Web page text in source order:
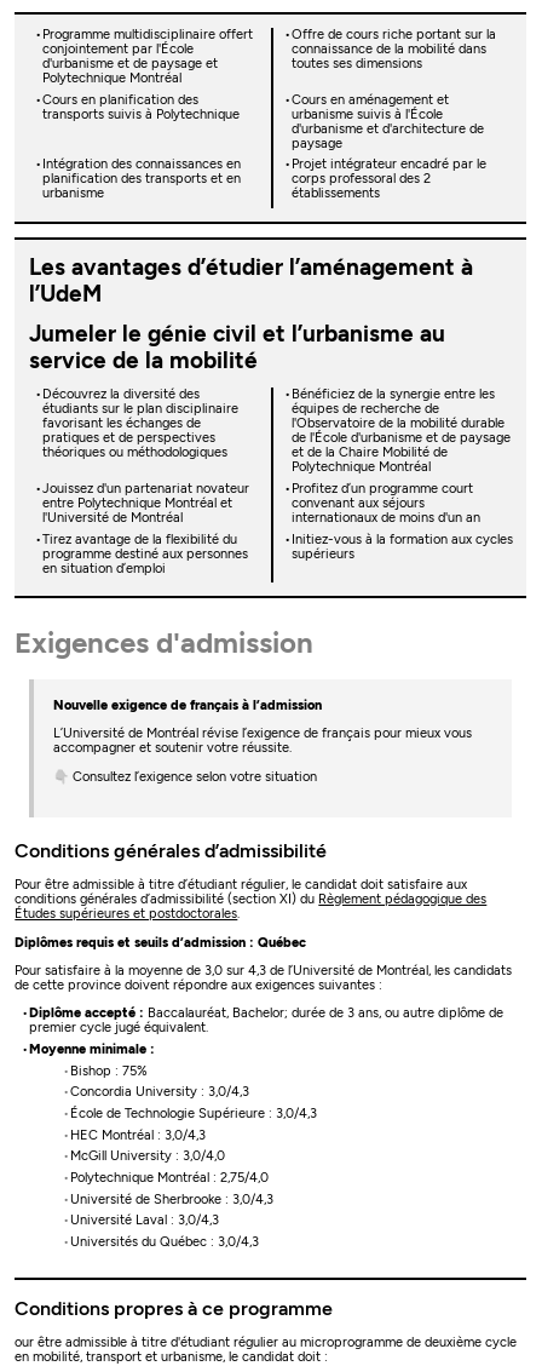
Programme multidisciplinaire offert
conjointement par l'École
d'urbanisme et de paysage et
Polytechnique Montréal
Offre de cours riche portant sur la
connaissance de la mobilité dans
toutes ses dimensions
Cours en planification des
transports suivis à Polytechnique
Cours en aménagement et
urbanisme suivis à l'École
d'urbanisme et d'architecture de
paysage
Intégration des connaissances en
planification des transports et en
urbanisme
Projet intégrateur encadré par le
corps professoral des 2
établissements
Les avantages d’étudier l’aménagement à
l’UdeM
Jumeler le génie civil et l’urbanisme au
service de la mobilité
Découvrez la diversité des
étudiants sur le plan disciplinaire
favorisant les échanges de
pratiques et de perspectives
théoriques ou méthodologiques
Bénéficiez de la synergie entre les
équipes de recherche de
l'Observatoire de la mobilité durable
de l'École d'urbanisme et de paysage
et de la Chaire Mobilité de
Polytechnique Montréal
Jouissez d'un partenariat novateur
entre Polytechnique Montréal et
l'Université de Montréal
Profitez d’un programme court
convenant aux séjours
internationaux de moins d'un an
Tirez avantage de la flexibilité du
programme destiné aux personnes
en situation d’emploi
Initiez-vous à la formation aux cycles
supérieurs
Exigences d'admission
Nouvelle exigence de français à l’admission
L’Université de Montréal révise l’exigence de français pour mieux vous
accompagner et soutenir votre réussite.
👇 Consultez l’exigence selon votre situation
Conditions générales d’admissibilité
Pour être admissible à titre d’étudiant régulier, le candidat doit satisfaire aux
conditions générales d’admissibilité (section XI) du Règlement pédagogique des
Études supérieures et postdoctorales.
Diplômes requis et seuils d’admission : Québec
Pour satisfaire à la moyenne de 3,0 sur 4,3 de l’Université de Montréal, les candidats
de cette province doivent répondre aux exigences suivantes :
Diplôme accepté : Baccalauréat, Bachelor; durée de 3 ans, ou autre diplôme de
premier cycle jugé équivalent.
Moyenne minimale :
Bishop : 75%
Concordia University : 3,0/4,3
École de Technologie Supérieure : 3,0/4,3
HEC Montréal : 3,0/4,3
McGill University : 3,0/4,0
Polytechnique Montréal : 2,75/4,0
Université de Sherbrooke : 3,0/4,3
Université Laval : 3,0/4,3
Universités du Québec : 3,0/4,3
Conditions propres à ce programme
our être admissible à titre d'étudiant régulier au microprogramme de deuxième cycle
en mobilité, transport et urbanisme, le candidat doit :